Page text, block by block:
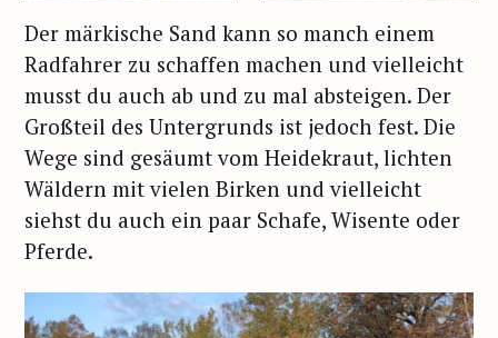
Der märkische Sand kann so manch einem
Radfahrer zu schaffen machen und vielleicht
musst du auch ab und zu mal absteigen. Der
Großteil des Untergrunds ist jedoch fest. Die
Wege sind gesäumt vom Heidekraut, lichten
Wäldern mit vielen Birken und vielleicht
siehst du auch ein paar Schafe, Wisente oder
Pferde.